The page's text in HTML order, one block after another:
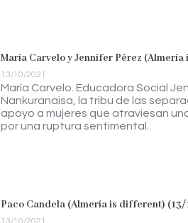
María Carvelo y Jennifer Pérez
13/10/2021
María Carvelo. Educadora Social
Nankuranaisa, la tribu de las
apoyo a mujeres que atraviesan
por una ruptura sentimental.
Paco Candela (Almería is different) (13/